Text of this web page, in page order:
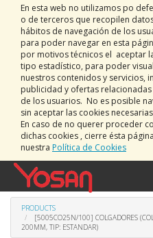
En esta web no utilizamos po
o de terceros que recopilen
hábitos de navegación de los
para poder navegar en esta
por motivos técnicos el aceptar
tipo estadístico, para poder
nuestros contenidos y servicios,
publicidad y ofertas
de los usuarios. No es posible
sin aceptar las cookies
En caso de no querer proceder
dichas cookies , cierre ésta
nuestra Política de Cookies
PRODUCTS
[5005CO25N/100] COLGADORES
200MM, TIP: ESTANDAR)